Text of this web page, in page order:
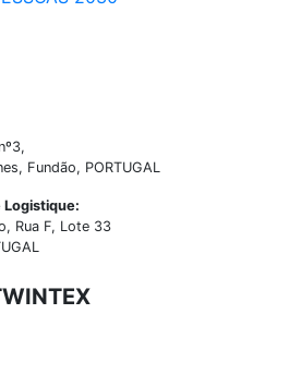
Fundão, PORTUGAL
Rua F, Lote 33